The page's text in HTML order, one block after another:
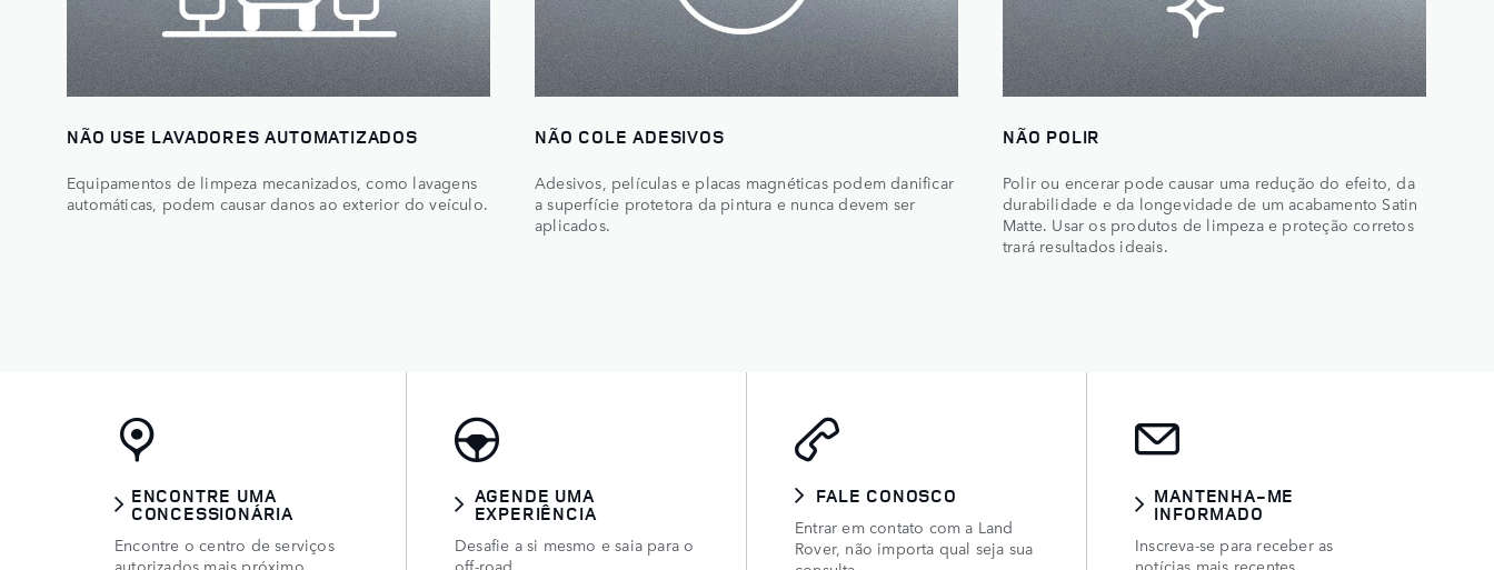
NÃO USE LAVADORES AUTOMATIZADOS
Equipamentos de limpeza mecanizados, como lavagens
automáticas, podem causar danos ao exterior do veículo.
NÃO COLE ADESIVOS
Adesivos, películas e placas magnéticas podem danificar
a superfície protetora da pintura e nunca devem ser
aplicados.
NÃO POLIR
Polir ou encerar pode causar uma redução do efeito, da
durabilidade e da longevidade de um acabamento Satin
Matte. Usar os produtos de limpeza e proteção corretos
trará resultados ideais.
ENCONTRE UMA
CONCESSIONÁRIA
Encontre o centro de serviços
AGENDE UMA
EXPERIÊNCIA
Desafie a si mesmo e saia para o
FALE CONOSCO
Entrar em contato com a Land
Rover, não importa qual seja sua
MANTENHA-ME
INFORMADO
Inscreva-se para receber as